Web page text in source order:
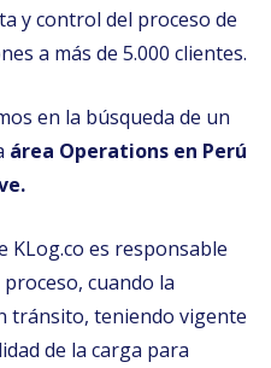
y control del proceso de
a más de 5.000 clientes.
en la búsqueda de un
área Operations en Perú
KLog.co es responsable
cuando la
tránsito, teniendo vigente
de la carga para